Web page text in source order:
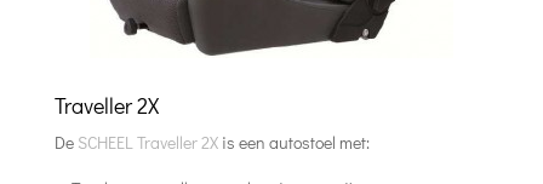
Traveller 2X
De SCHEEL Traveller 2Xis een autostoel met: